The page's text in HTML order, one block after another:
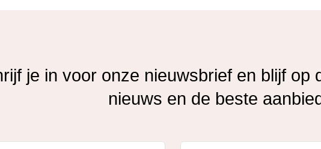
je in voor onze nieuwsbrief en blijf op
nieuws en de beste